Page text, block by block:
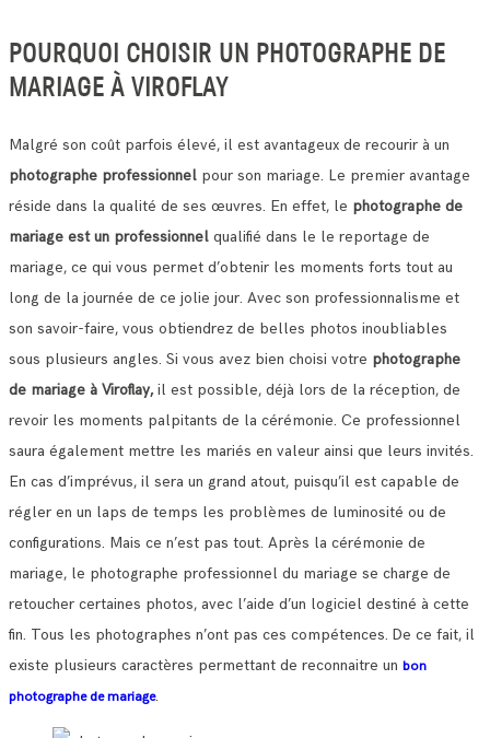
POURQUOI CHOISIR UN PHOTOGRAPHE DE
MARIAGE À VIROFLAY
Malgré son coût parfois élevé, il est avantageux de recourir à un
photographe professionnel pour son mariage. Le premier avantage
réside dans la qualité de ses œuvres. En effet, le photographe de
mariage est un professionnel qualifié dans le le reportage de
mariage, ce qui vous permet d’obtenir les moments forts tout au
long de la journée de ce jolie jour. Avec son professionnalisme et
son savoir-faire, vous obtiendrez de belles photos inoubliables
sous plusieurs angles. Si vous avez bien choisi votre photographe
de mariage à Viroflay,il est possible, déjà lors de la réception, de
revoir les moments palpitants de la cérémonie. Ce professionnel
saura également mettre les mariés en valeur ainsi que leurs invités.
En cas d’imprévus, il sera un grand atout, puisqu’il est capable de
régler en un laps de temps les problèmes de luminosité ou de
configurations. Mais ce n’est pas tout. Après la cérémonie de
mariage, le photographe professionnel du mariage se charge de
retoucher certaines photos, avec l’aide d’un logiciel destiné à cette
fin. Tous les photographes n’ont pas ces compétences. De ce fait, il
existe plusieurs caractères permettant de reconnaitre un bon
photographe de mariage.